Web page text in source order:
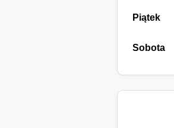
Piątek
Sobota